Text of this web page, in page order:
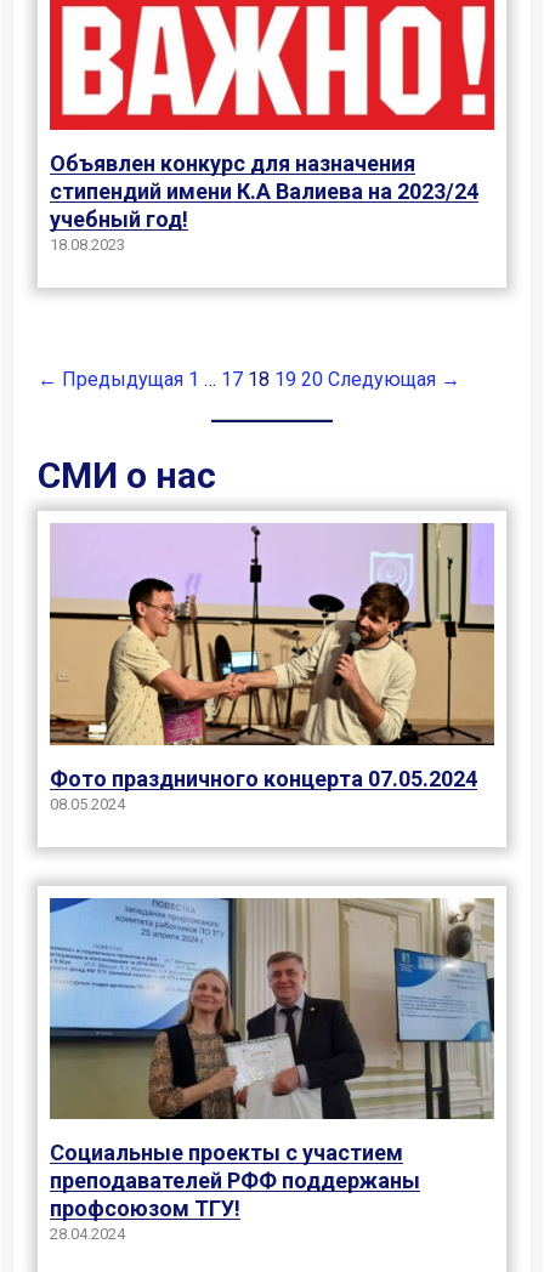
Объявлен конкурс для назначения
стипендий имени К.А Валиева на 2023/24
учебный год!
18.08.2023
← Предыдущая 1 … 17 18 19 20 Следующая →
СМИ о нас
Фото праздничного концерта 07.05.2024
08.05.2024
Социальные проекты с участием
преподавателей РФФ поддержаны
профсоюзом ТГУ!
28.04.2024